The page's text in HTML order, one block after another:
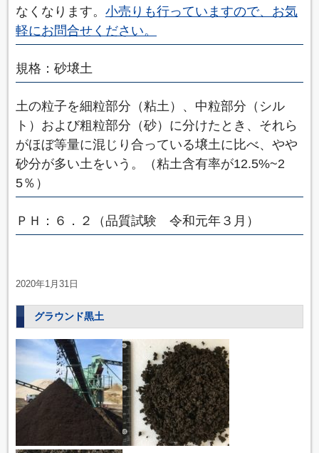
なくなります。 小売りも行っていますので、お気
軽にお問合せください。
規格：砂壌土
土の粒子を細粒部分（粘土）、中粒部分（シル
ト）および粗粒部分（砂）に分けたとき、それら
がほぼ等量に混じり合っている壌土に比べ、やや
砂分が多い土をいう。（粘土含有率が12.5%~2
5％）
ＰＨ：６．２（品質試験 令和元年３月）
2020年1月31日
グラウンド黒土